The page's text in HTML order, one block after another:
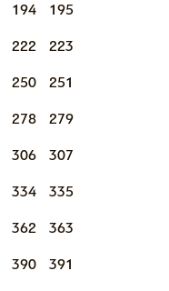
194 195
222 223
250 251
278 279
306 307
334 335
362 363
390 391